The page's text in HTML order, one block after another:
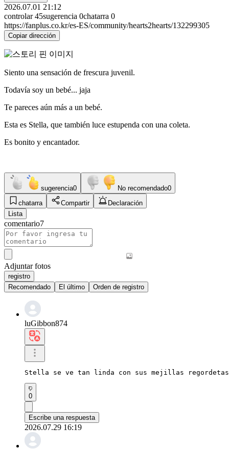
2026.07.01 21:12
controlar 45sugerencia 0chatarra 0
https://fanplus.co.kr/es-ES/community/hearts2hearts/132299305
Copiar dirección
Siento una sensación de frescura juvenil.
Todavía soy un bebé... jaja
Te pareces aún más a un bebé.
Esta es Stella, que también luce estupenda con una coleta.
Es bonito y encantador.
sugerencia0 No recomendado0
chatarra
Compartir
Declaración
Lista
comentario7
Adjuntar fotos
registro
Recomendado
El último Orden de registro
luGibbon874
Stella se ve tan linda con sus mejillas
0
Escribe una respuesta
2026.07.29 16:19